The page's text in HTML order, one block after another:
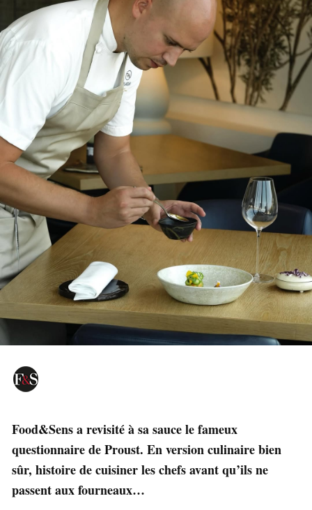
Food&Sens a revisité à sa sauce le fameux
questionnaire de Proust. En version culinaire bien
sûr, histoire de cuisiner les chefs avant qu’ils ne
passent aux fourneaux…